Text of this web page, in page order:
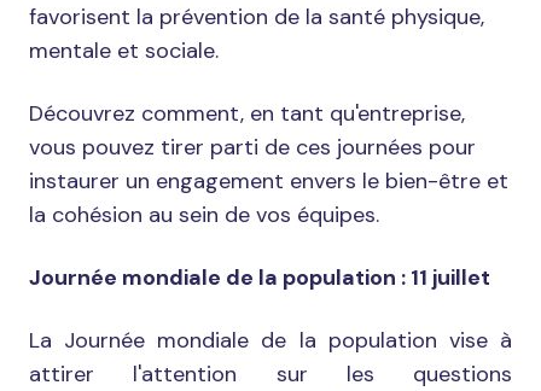
favorisent la prévention de la santé physique,
mentale et sociale.
Découvrez comment, en tant qu'entreprise,
vous pouvez tirer parti de ces journées pour
instaurer un engagement envers le bien-être et
la cohésion au sein de vos équipes.
Journée mondiale de la population : 11 juillet
La Journée mondiale de la population vise à
attirer l'attention sur les questions